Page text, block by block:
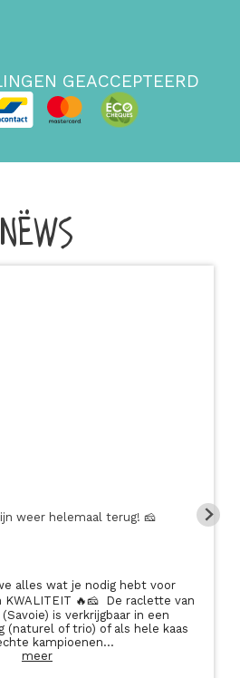
GEACCEPTEERD
NËWS
weer helemaal terug! 🧀
alles wat je nodig hebt voor
🔥🧀 De raclette van
is verkrijgbaar in een
(naturel of trio) of als hele kaas
kampioenen...
meer